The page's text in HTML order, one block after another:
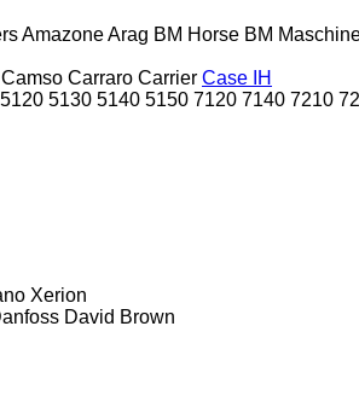
AmazoneArag BM Horse BM
Camso Carraro Carrier Case IH
5120 5130 5140 5150 7120 7140 7210
Xerion
David Brown